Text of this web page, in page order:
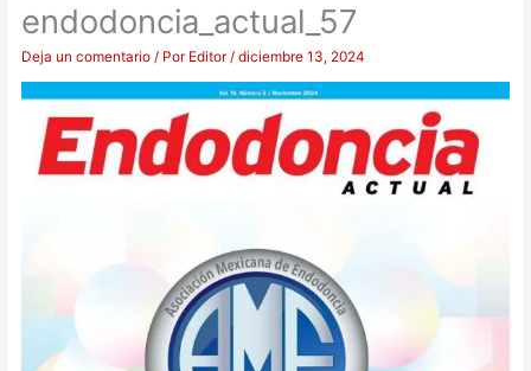
endodoncia_actual_57
Deja un comentario / Por Editor/diciembre 13, 2024